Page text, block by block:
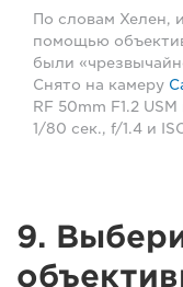
По словам Хелен,
помощью
были
Снято на камеру
RF 50mm F1.2
1/80 сек., f/1.4 и
9.